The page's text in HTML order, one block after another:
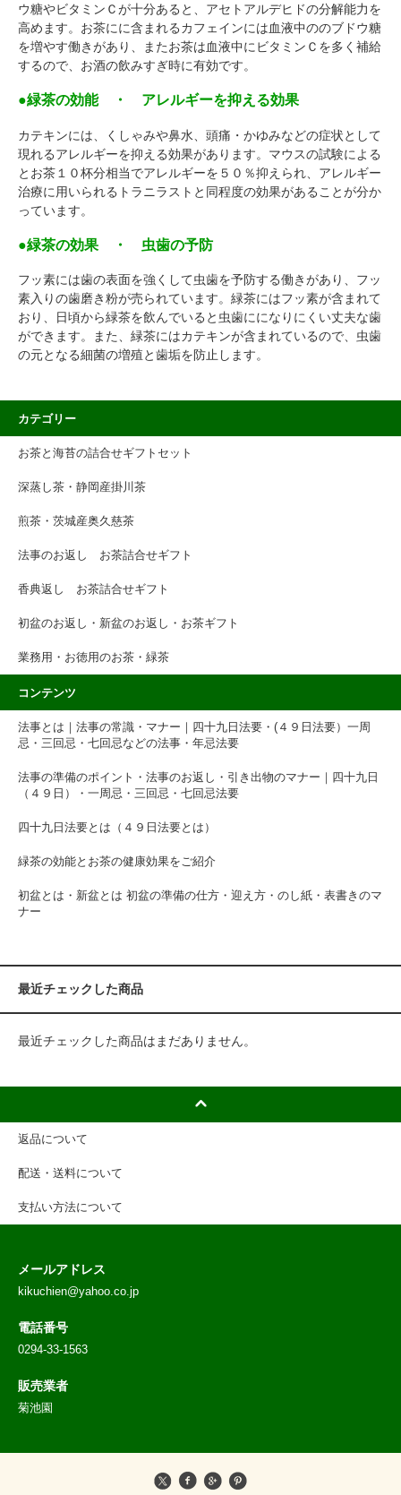
ウ糖やビタミンＣが十分あると、アセトアルデヒドの分解能力を
高めます。お茶にに含まれるカフェインには血液中ののブドウ糖
を増やす働きがあり、またお茶は血液中にビタミンＣを多く補給
するので、お酒の飲みすぎ時に有効です。
●緑茶の効能 ・ アレルギーを抑える効果
カテキンには、くしゃみや鼻水、頭痛・かゆみなどの症状として
現れるアレルギーを抑える効果があります。マウスの試験による
とお茶１０杯分相当でアレルギーを５０％抑えられ、アレルギー
治療に用いられるトラニラストと同程度の効果があることが分か
っています。
●緑茶の効果 ・ 虫歯の予防
フッ素には歯の表面を強くして虫歯を予防する働きがあり、フッ
素入りの歯磨き粉が売られています。緑茶にはフッ素が含まれて
おり、日頃から緑茶を飲んでいると虫歯にになりにくい丈夫な歯
ができます。また、緑茶にはカテキンが含まれているので、虫歯
の元となる細菌の増殖と歯垢を防止します。
カテゴリー
お茶と海苔の詰合せギフトセット
深蒸し茶・静岡産掛川茶
煎茶・茨城産奥久慈茶
法事のお返し お茶詰合せギフト
香典返し お茶詰合せギフト
初盆のお返し・新盆のお返し・お茶ギフト
業務用・お徳用のお茶・緑茶
コンテンツ
法事とは｜法事の常識・マナー｜四十九日法要・(４９日法要）一周
忌・三回忌・七回忌などの法事・年忌法要
法事の準備のポイント・法事のお返し・引き出物のマナー｜四十九日
（４９日）・一周忌・三回忌・七回忌法要
四十九日法要とは（４９日法要とは）
緑茶の効能とお茶の健康効果をご紹介
初盆とは・新盆とは 初盆の準備の仕方・迎え方・のし紙・表書きのマ
ナー
最近チェックした商品
最近チェックした商品はまだありません。
返品について
配送・送料について
支払い方法について
メールアドレス
kikuchien@yahoo.co.jp
電話番号
0294-33-1563
販売業者
菊池園